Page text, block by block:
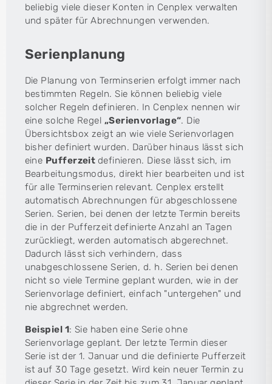
beliebig viele dieser Konten in Cenplex verwalten
und später für Abrechnungen verwenden.
Serienplanung
Die Planung von Terminserien erfolgt immer nach
bestimmten Regeln. Sie können beliebig viele
solcher Regeln definieren. In Cenplex nennen wir
eine solche Regel „Serienvorlage“. Die
Übersichtsbox zeigt an wie viele Serienvorlagen
bisher definiert wurden. Darüber hinaus lässt sich
eine Pufferzeit definieren. Diese lässt sich, im
Bearbeitungsmodus, direkt hier bearbeiten und ist
für alle Terminserien relevant. Cenplex erstellt
automatisch Abrechnungen für abgeschlossene
Serien. Serien, bei denen der letzte Termin bereits
die in der Pufferzeit definierte Anzahl an Tagen
zurückliegt, werden automatisch abgerechnet.
Dadurch lässt sich verhindern, dass
unabgeschlossene Serien, d. h. Serien bei denen
nicht so viele Termine geplant wurden, wie in der
Serienvorlage definiert, einfach "untergehen" und
nie abgrechnet werden.
Beispiel 1: Sie haben eine Serie ohne
Serienvorlage geplant. Der letzte Termin dieser
Serie ist der 1. Januar und die definierte Pufferzeit
ist auf 30 Tage gesetzt. Wird kein neuer Termin zu